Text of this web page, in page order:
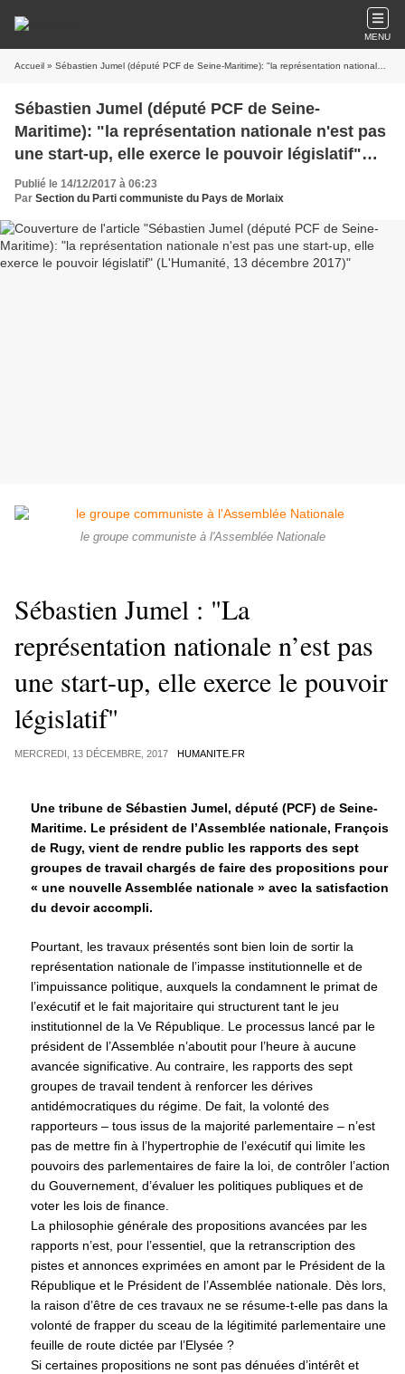
MENU
Accueil » Sébastien Jumel (député PCF de Seine-Maritime): "la représentation nationale n'est pas une start-up, elle exerce le pouvoir législatif" (L'Humanité, 13 décembre 2017)
Sébastien Jumel (député PCF de Seine-
Maritime): "la représentation nationale n'est pas
une start-up, elle exerce le pouvoir législatif"
(L'Humanité, 13 décembre 2017)
Publié le 14/12/2017 à 06:23
Par Section du Parti communiste du Pays de Morlaix
le groupe communiste à l'Assemblée Nationale
Sébastien Jumel : "La
représentation nationale n’est pas
une start-up, elle exerce le pouvoir
législatif"
MERCREDI, 13 DÉCEMBRE, 2017 HUMANITE.FR
Une tribune de Sébastien Jumel, député (PCF) de Seine-
Maritime. Le président de l’Assemblée nationale, François
de Rugy, vient de rendre public les rapports des sept
groupes de travail chargés de faire des propositions pour
« une nouvelle Assemblée nationale » avec la satisfaction
du devoir accompli.
Pourtant, les travaux présentés sont bien loin de sortir la
représentation nationale de l’impasse institutionnelle et de
l’impuissance politique, auxquels la condamnent le primat de
l’exécutif et le fait majoritaire qui structurent tant le jeu
institutionnel de la Ve République. Le processus lancé par le
président de l’Assemblée n’aboutit pour l’heure à aucune
avancée significative. Au contraire, les rapports des sept
groupes de travail tendent à renforcer les dérives
antidémocratiques du régime. De fait, la volonté des
rapporteurs – tous issus de la majorité parlementaire – n’est
pas de mettre fin à l’hypertrophie de l’exécutif qui limite les
pouvoirs des parlementaires de faire la loi, de contrôler l’action
du Gouvernement, d’évaluer les politiques publiques et de
voter les lois de finance.
La philosophie générale des propositions avancées par les
rapports n’est, pour l’essentiel, que la retranscription des
pistes et annonces exprimées en amont par le Président de la
République et le Président de l’Assemblée nationale. Dès lors,
la raison d’être de ces travaux ne se résume-t-elle pas dans la
volonté de frapper du sceau de la légitimité parlementaire une
feuille de route dictée par l’Elysée ?
Si certaines propositions ne sont pas dénuées d’intérêt et